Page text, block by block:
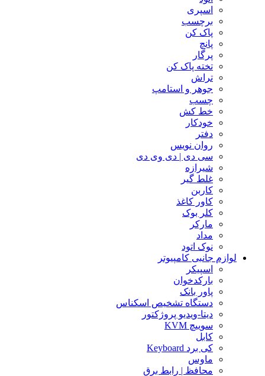
اسپری
برچسب
پاک کن
پانچ
پرگار
تخته پاک کن
تراش
جوهر و استامپ
چسب
خط کش
خودکار
دفتر
روان نویس
سی دی | دی وی دی
شیرازه
غلط گیر
کاربن
کاور کاغذ
کلر بوک
مارکر
مداد
نوک اتود
لوازم جانبی کامپیوتر
اسپیکر
بارکدخوان
پاور بانک
دستگاه تشخیص اسکناس
دیتا-ویدیو پروژکتور
سوییچ KVM
کابل
کی برد Keyboard
ماوس
محافظ | رابط برق